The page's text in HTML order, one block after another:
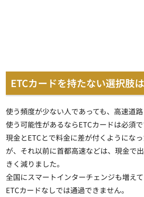
ETCカードを持たない選択肢
使う頻度が少ない人であっても、高速道
使う可能性があるならETCカードは必須で
現金とETCとで料金に差が付くようにな
が、それ以前に首都高速などは、現金で
きく減りました。
全国にスマートインターチェンジも増え
ETCカードなしでは通過できません。